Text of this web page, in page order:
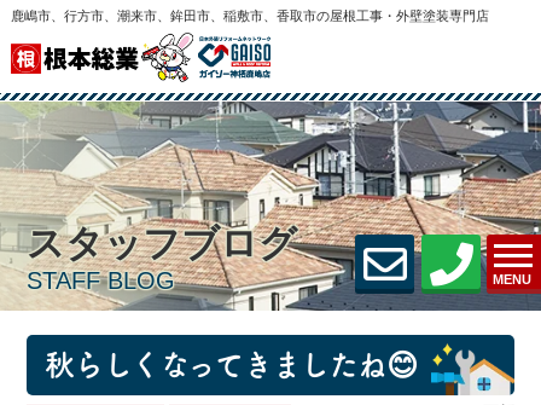
鹿嶋市、行方市、潮来市、鉾田市、稲敷市、香取市の屋根工事・外壁塗装専門店
MENU
スタッフブログ
STAFF BLOG
秋らしくなってきましたね😊